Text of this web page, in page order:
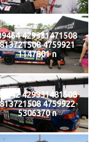
429331471508
4759921
1147801 n
429331481508
4759922
5306370 n